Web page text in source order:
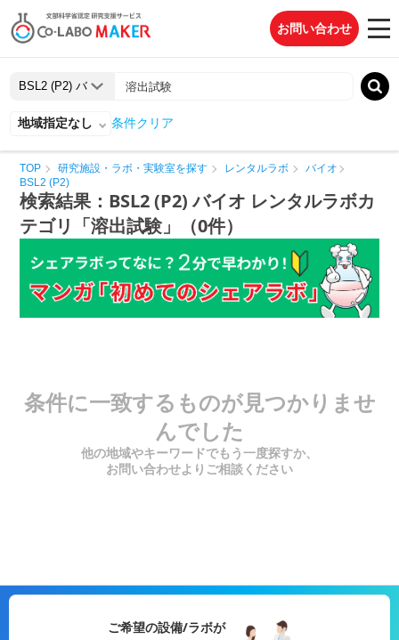
お問い合わせ
地域指定なし 条件クリア
TOP 研究施設・ラボ・実験室を探す レンタルラボ
バイオ
BSL2 (P2)
検索結果：BSL2 (P2) バイオ レンタルラボカ
テゴリ「溶出試験」（0件）
条件に一致するものが見つかりませ
んでした
他の地域やキーワードでもう一度探すか、
お問い合わせよりご相談ください
ご希望の設備/ラボが